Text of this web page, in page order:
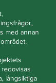
med annan
redovisas
långsiktiga